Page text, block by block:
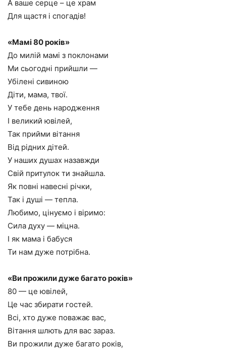
А ваше серце – це храм
Для щастя і спогадів!
«Мамі 80 років»
До милій мамі з поклонами
Ми сьогодні прийшли —
Убілені сивиною
Діти, мама, твої.
У тебе день народження
І великий ювілей,
Так прийми вітання
Від рідних дітей.
У наших душах назавжди
Свій притулок ти знайшла.
Як повні навесні річки,
Так і душі — тепла.
Любимо, цінуємо і віримо:
Сила духу — міцна.
І як мама і бабуся
Ти нам дуже потрібна.
«Ви прожили дуже багато років»
80 — це ювілей,
Це час збирати гостей.
Всі, хто дуже поважає вас,
Вітання шлють для вас зараз.
Ви прожили дуже багато років,